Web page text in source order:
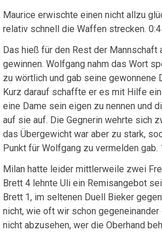
Maurice erwischte einen nicht allzu
relativ schnell die Waffen strecken. 0:4
Das hieß für den Rest der
gewinnen. Wolfgang nahm das Wort
zu wörtlich und gab seine gewonnene
Kurz darauf schaffte er es mit Hilfe
eine Dame sein eigen zu nennen und
auf sie auf. Die Gegnerin wehrte sich
das Übergewicht war aber zu stark,
Punkt für Wolfgang zu vermelden gab.
Milan hatte leider mittlerweile zwei
Brett 4 lehnte Uli ein Remisangebot
Brett 1, im seltenen Duell Bieker
nicht, wie oft wir schon gegeneinander
nicht abzusehen, wer die Oberhand